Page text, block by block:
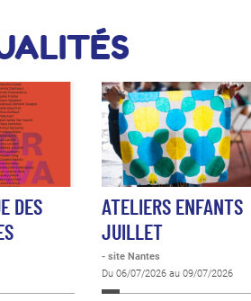
DES
ATELIERS ENFANTS
JUILLET
- site Nantes
Du 06/07/2026 au 09/07/2026